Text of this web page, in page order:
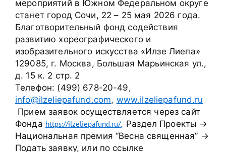
мероприятий в Южном Федеральном округе
станет город Сочи, 22 – 25 мая 2026 года.
Благотворительный фонд содействия
развитию хореографического и
изобразительного искусства «Илзе Лиепа»
129085, г. Москва, Большая Марьинская ул.,
д. 15 к. 2 стр. 2
info@ilzeliepafund.com, www.ilzeliepafund.ru
Фонда https://ilzeliepafund.ru/. Раздел Проекты →
Национальная премия “Весна священная” →